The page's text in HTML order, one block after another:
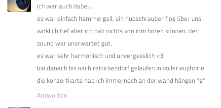
ich war auch dabei…
es war einfach hammergeil, ein hubschrauber flog über uns
wirklich tief aber ich hab nichts von ihm hören können. der
sound war unerwartet gut.
es war sehr harmonisch und unvergesslich <3
bin danach bis nach reinickendorf gelaufen in voller euphorie
die konzertkarte hab ich immernoch an der wand hängen *g*
Antworten